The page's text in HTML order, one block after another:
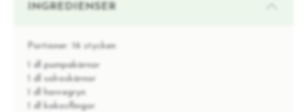
INGREDIENSER
Portioner:
16 stycken
1 dl pumpakärnor
1 dl solroskärnor
1 dl havregryn
1 dl kokosflingor